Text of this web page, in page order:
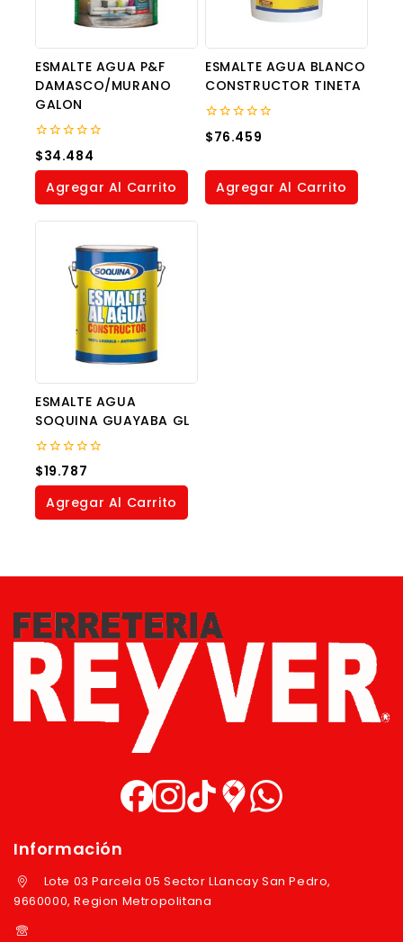
ESMALTE AGUA P&F
DAMASCO/MURANO
GALON
0
out
of
$34.484
Agregar Al Carrito
ESMALTE AGUA BLANCO
CONSTRUCTOR TINETA
0
out
5
$76.459
Agregar Al Carrito
ESMALTE AGUA
SOQUINA GUAYABA GL
0
out
of
$19.787
Agregar Al Carrito
Información
Lote 03 Parcela 05 Sector LLancay San Pedro,
9660000, Region Metropolitana